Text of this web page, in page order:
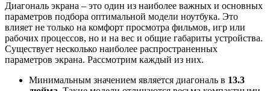
Диагональ экрана – это один из наиболее важных и основных
параметров подбора оптимальной модели ноутбука. Это
влияет не только на комфорт просмотра фильмов, игр или
рабочих процессов, но и на вес и общие габариты устройства.
Существует несколько наиболее распространенных
параметров экрана. Рассмотрим каждый из них.
Минимальным значением является диагональ в 13.3